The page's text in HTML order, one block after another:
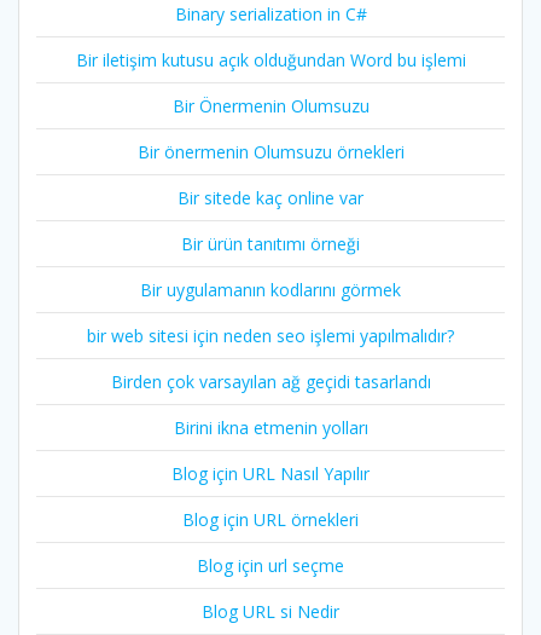
Binary serialization in C#
Bir iletişim kutusu açık olduğundan Word bu işlemi
Bir Önermenin Olumsuzu
Bir önermenin Olumsuzu örnekleri
Bir sitede kaç online var
Bir ürün tanıtımı örneği
Bir uygulamanın kodlarını görmek
bir web sitesi için neden seo işlemi yapılmalıdır?
Birden çok varsayılan ağ geçidi tasarlandı
Birini ikna etmenin yolları
Blog için URL Nasıl Yapılır
Blog için URL örnekleri
Blog için url seçme
Blog URL si Nedir